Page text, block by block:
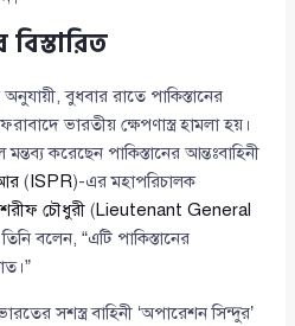
অনুযায়ী, বুধবার রাতে পাকিস্তানের
ভারতীয় ক্ষেপণাস্ত্র হামলা হয়।
করেছেন পাকিস্তানের আন্তঃবাহিনী
( ISPR)-এর মহাপরিচালক
চৌধুরী (Lieutenant General
বলেন, “এটি পাকিস্তানের
সশস্ত্র বাহিনী ‘অপারেশন সিন্দুর’